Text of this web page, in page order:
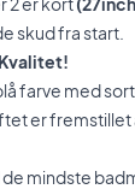
skud fra start.
farve med
er fremstillet
mindste